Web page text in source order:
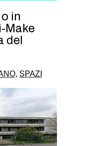
in
Make
del
, SPAZI